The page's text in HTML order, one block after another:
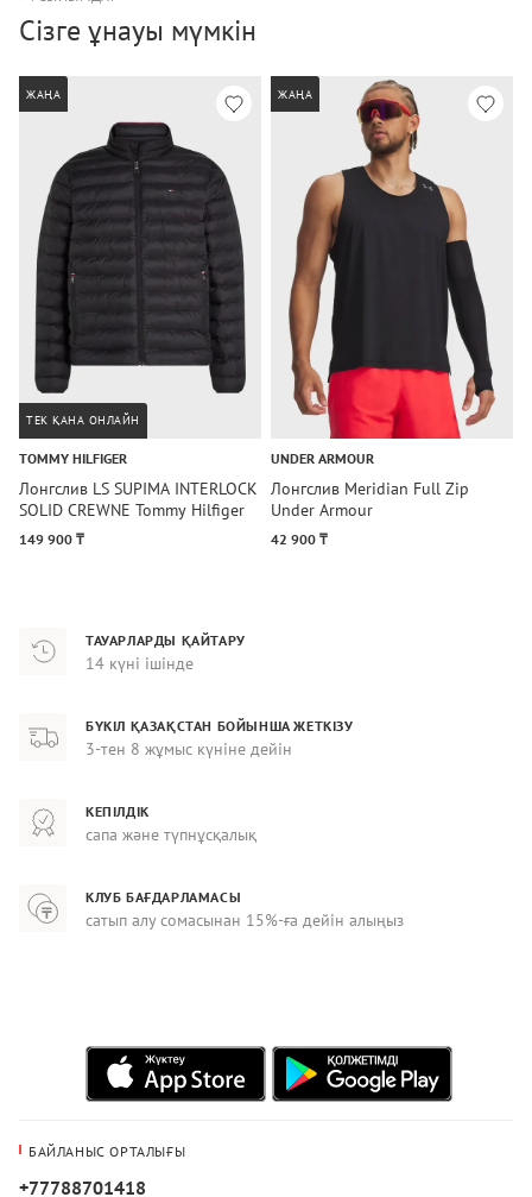
Сізге ұнауы мүмкін
ЖАҢА
ТЕК ҚАНА ОНЛАЙН
TOMMY HILFIGER
Лонгслив LS SUPIMA INTERLOCK
SOLID CREWNE Tommy Hilfiger
149 900 ₸
ЖАҢА
UNDER ARMOUR
Лонгслив Meridian Full Zip
Under Armour
42 900 ₸
ТАУАРЛАРДЫ ҚАЙТАРУ
14 күні ішінде
БҮКІЛ ҚАЗАҚСТАН БОЙЫНША ЖЕТКІЗУ
3-тен 8 жұмыс күніне дейін
КЕПІЛДІК
сапа және түпнұсқалық
КЛУБ БАҒДАРЛАМАСЫ
сатып алу сомасынан 15%-ға дейін алыңыз
БАЙЛАНЫС ОРТАЛЫҒЫ
+77788701418